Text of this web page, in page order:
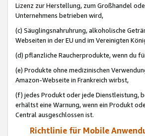
Lizenz zur Herstellung, zum Großhandel
Unternehmens betrieben wird,
(c) Säuglingsnahruhrung, alkoholische
Webseiten in der EU und im Vereinigten
(d) pflanzliche Raucherprodukte, wenn du
(e) Produkte ohne medizinischen
Amazon-Webseite in Frankreich wirbst,
(f) jedes Produkt oder jede Dienstleistung,
erhältst eine Warnung, wenn ein Produkt
Central ausgeschlossen ist.
Richtlinie für Mobile